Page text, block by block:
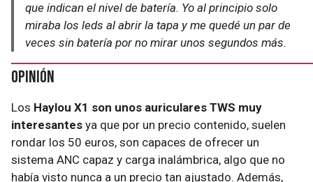
que indican el nivel de batería. Yo al principio solo
miraba los leds al abrir la tapa y me quedé un par de
veces sin batería por no mirar unos segundos más.
Opinión
Los Haylou X1 son unos auriculares TWS muy
interesantes ya que por un precio contenido, suelen
rondar los 50 euros, son capaces de ofrecer un
sistema ANC capaz y carga inalámbrica, algo que no
había visto nunca a un precio tan ajustado. Además,